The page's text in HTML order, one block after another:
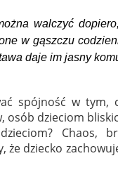
walczyć
w gąszczu
daje im jasny
spójność w
osób dzieciom
Chaos,
że dziecko